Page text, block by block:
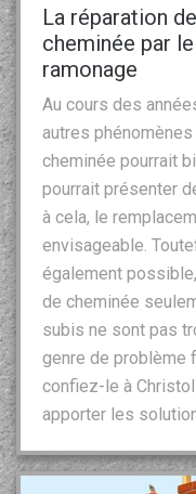
La réparation
cheminée par
ramonage
Au cours des
autres
cheminée pourrait
pourrait présenter
à cela, le
envisageable.
également
de cheminée
subis ne sont pas
genre de problème
confiez-le à
apporter les